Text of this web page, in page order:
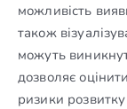
можливість
також
можуть
дозволяє
ризики